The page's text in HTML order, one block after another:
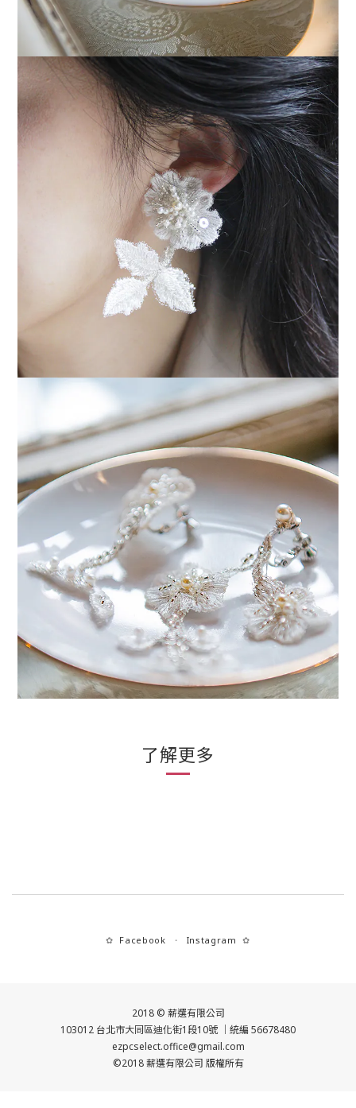
了解更多
✿ Facebook ・ Instagram ✿
2018 © 薪選有限公司
103012 台北市大同區迪化街1段10號 ｜統編 56678480
ezpcselect.office@gmail.com
©2018 薪選有限公司 版權所有